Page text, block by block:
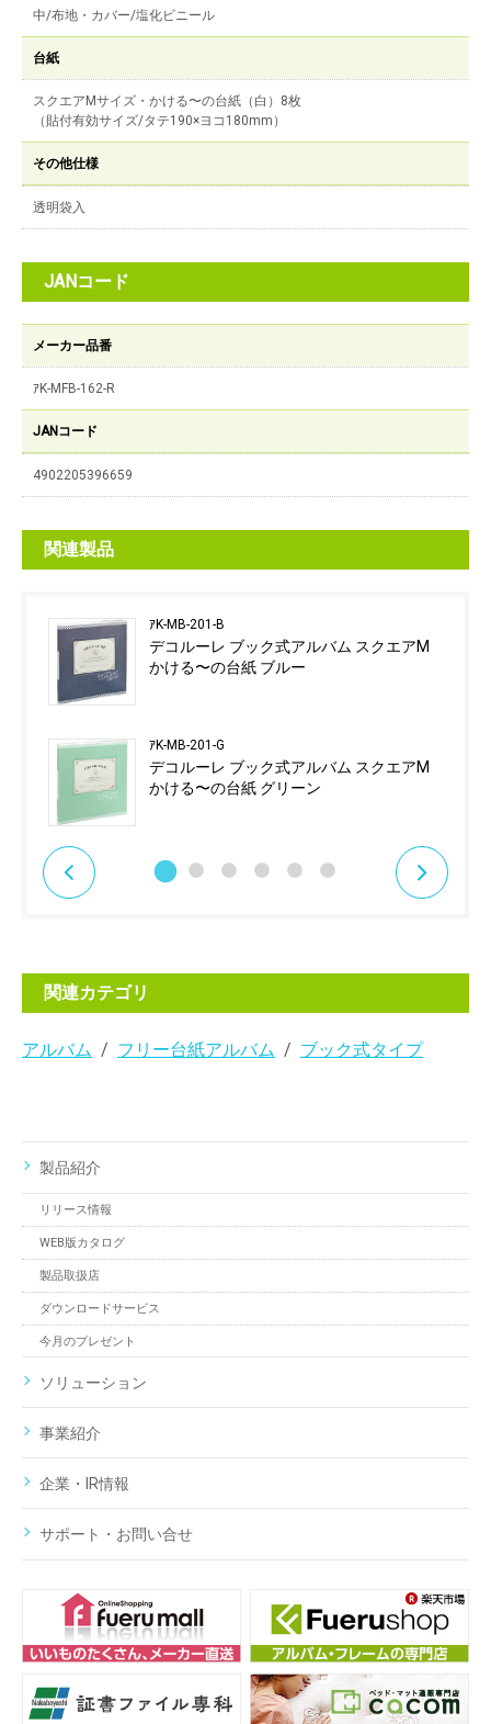
中/布地・カバー/塩化ビニール
台紙
スクエアMサイズ・かける〜の台紙（白）8枚
（貼付有効サイズ/タテ190×ヨコ180mm）
その他仕様
透明袋入
JANコード
メーカー品番
ｱK-MFB-162-R
JANコード
4902205396659
関連製品
ｱK-MB-201-B
デコルーレ ブック式アルバム スクエアM
かける〜の台紙 ブルー
ｱK-MB-201-G
デコルーレ ブック式アルバム スクエアM
かける〜の台紙 グリーン
関連カテゴリ
アルバム フリー台紙アルバム ブック式タイプ
製品紹介
リリース情報
WEB版カタログ
製品取扱店
ダウンロードサービス
今月のプレゼント
ソリューション
事業紹介
企業・IR情報
サポート・お問い合せ